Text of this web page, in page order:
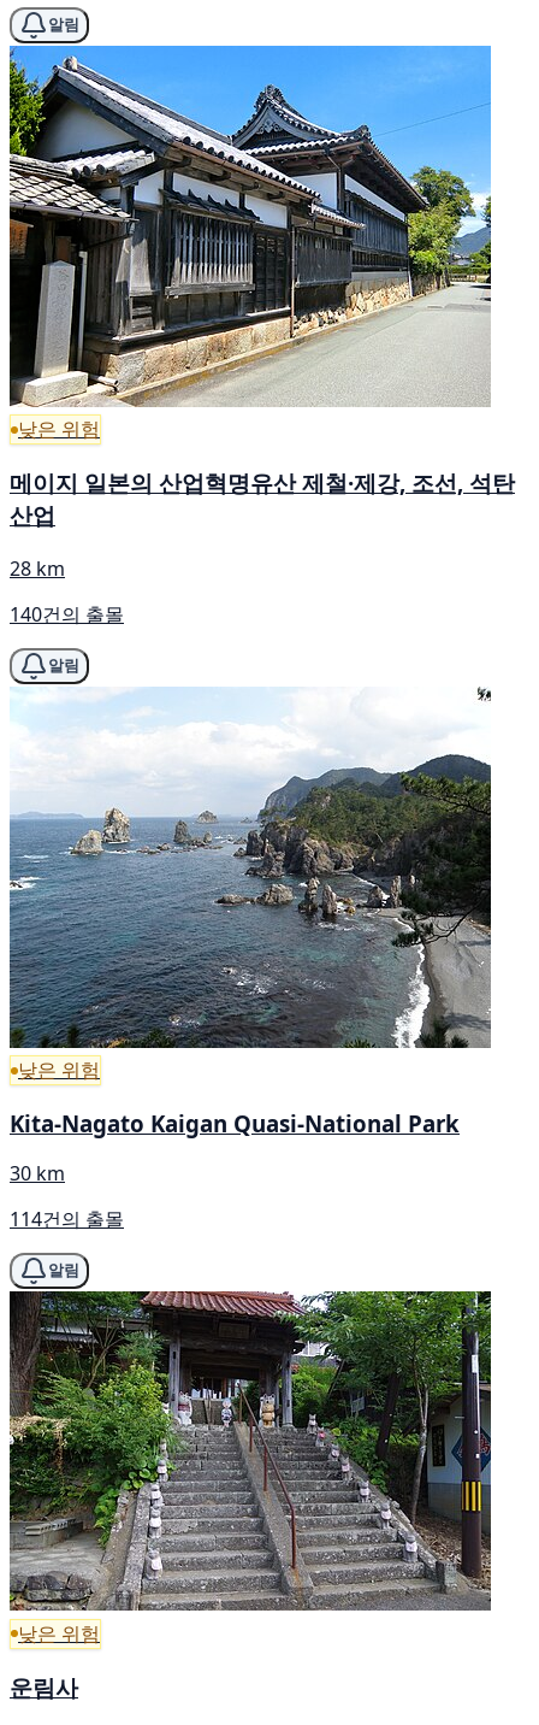
알림
낮은 위험
메이지 일본의 산업혁명유산 제철·제강, 조선, 석탄
산업
28 km
140건의 출몰
알림
낮은 위험
Kita-Nagato Kaigan Quasi-National Park
30 km
114건의 출몰
알림
낮은 위험
운림사